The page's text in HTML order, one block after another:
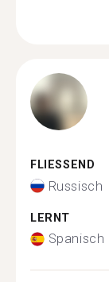
FLIESSEND
Russisch
LERNT
Spanisch